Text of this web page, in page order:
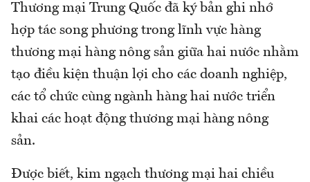
Thương mại Trung Quốc đã ký bản ghi nhớ
hợp tác song phương trong lĩnh vực hàng
thương mại hàng nông sản giữa hai nước nhằm
tạo điều kiện thuận lợi cho các doanh nghiệp,
các tổ chức cùng ngành hàng hai nước triển
khai các hoạt động thương mại hàng nông
sản.
Được biết, kim ngạch thương mại hai chiều